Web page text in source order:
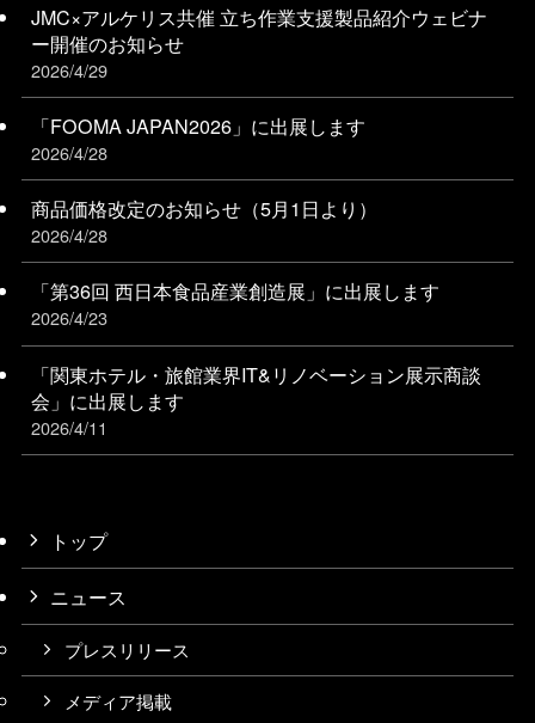
JMC×アルケリス共催 立ち作業支援製品紹介ウェビナ
ー開催のお知らせ
2026/4/29
「FOOMA JAPAN2026」に出展します
2026/4/28
商品価格改定のお知らせ（5月1日より）
2026/4/28
「第36回 西日本食品産業創造展」に出展します
2026/4/23
「関東ホテル・旅館業界IT&リノベーション展⽰商談
会」に出展します
2026/4/11
トップ
ニュース
プレスリリース
メディア掲載